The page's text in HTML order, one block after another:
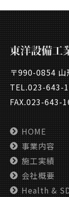
〒990-0854 山
TEL.023-643-
FAX.023-643-
HOME
事業内容
施工実績
会社概要
Health &